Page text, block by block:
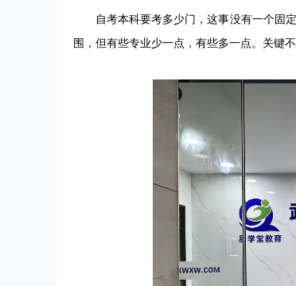
自考本科要考多少门，这事没有一个固定
围，但有些专业少一点，有些多一点。关键